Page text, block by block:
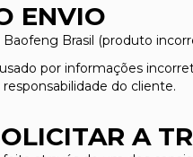
ENVIO
Baofeng Brasil (produto
por informações
do cliente.
A